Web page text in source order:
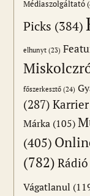
Médiaszolgáltató
Picks (384)
elhunyt (23)
főszerkesztő (24)
(287) Karrier
Márka (105)
(405)
(782) Rádió
Vágatlanul